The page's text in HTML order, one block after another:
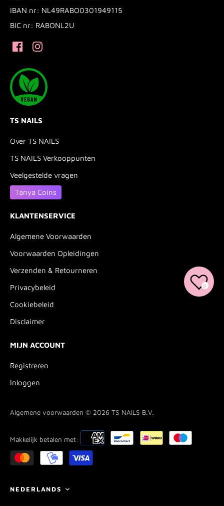
IBAN nr: NL49RABO0301949115
BIC nr: RABONL2U
TS NAILS
Over TS NAILS
TS NAILS Verkooppunten
Veelgestelde vragen
Tanya Coins
KLANTENSERVICE
Algemene Voorwaarden
Voorwaarden Opleidingen
Verzenden & Retourneren
Privacybeleid
Cookiebeleid
Disclaimer
MIJN ACCOUNT
Registreren
Inloggen
Algemene voorwaarden © 2026 TS NAILS B.V.
Makkelijk betalen met:
Taal
NEDERLANDS
0